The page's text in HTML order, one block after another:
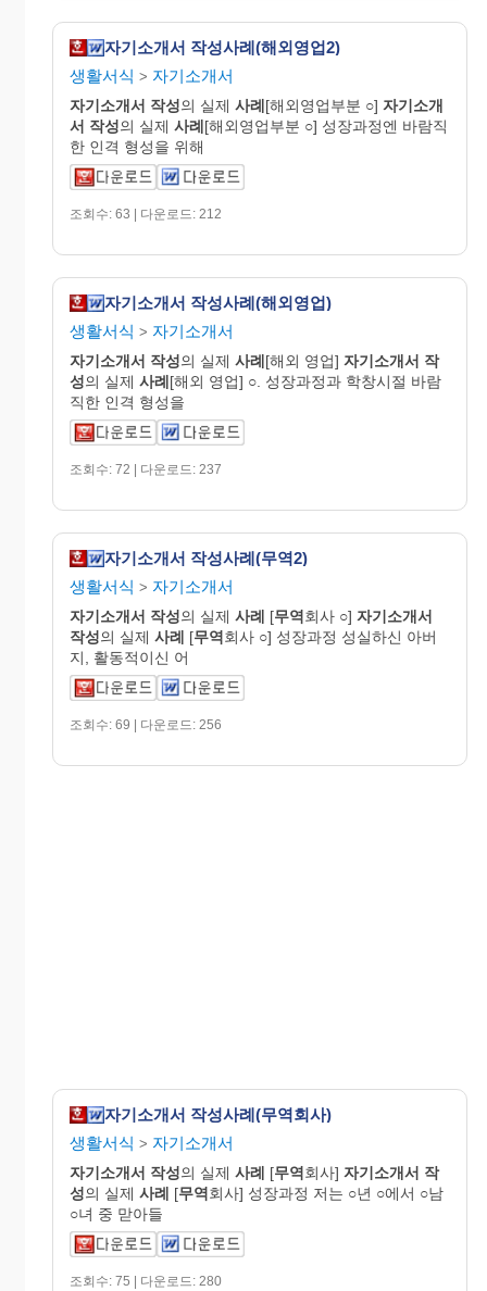
자기소개서 작성사례(해외영업2)
생활서식 > 자기소개서
자기소개서 작성의 실제 사례[해외영업부분 ○] 자기소개
서 작성의 실제 사례[해외영업부분 ○] 성장과정엔 바람직
한 인격 형성을 위해
조회수: 63 | 다운로드: 212
자기소개서 작성사례(해외영업)
생활서식 > 자기소개서
자기소개서 작성의 실제 사례[해외 영업] 자기소개서 작
성의 실제 사례[해외 영업] ○. 성장과정과 학창시절 바람
직한 인격 형성을
조회수: 72 | 다운로드: 237
자기소개서 작성사례(무역2)
생활서식 > 자기소개서
자기소개서 작성의 실제 사례 [무역회사 ○] 자기소개서
작성의 실제 사례 [무역회사 ○] 성장과정 성실하신 아버
지, 활동적이신 어
조회수: 69 | 다운로드: 256
자기소개서 작성사례(무역회사)
생활서식 > 자기소개서
자기소개서 작성의 실제 사례 [무역회사] 자기소개서 작
성의 실제 사례 [무역회사] 성장과정 저는 ○년 ○에서 ○남
○녀 중 맏아들
조회수: 75 | 다운로드: 280